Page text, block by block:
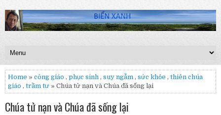
Home » công giáo , phục sinh , suy ngẫm , sức khỏe , thiên chúa
giáo , trầm tư » Chúa tử nạn và Chúa đã sống lại
Chúa tử nạn và Chúa đã sống lại